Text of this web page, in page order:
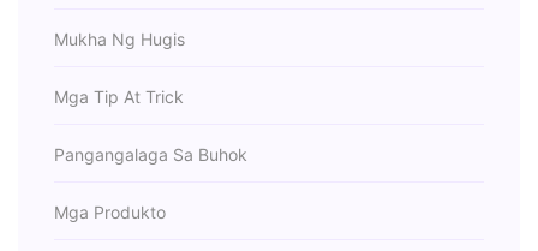
Mukha Ng Hugis
Mga Tip At Trick
Pangangalaga Sa Buhok
Mga Produkto